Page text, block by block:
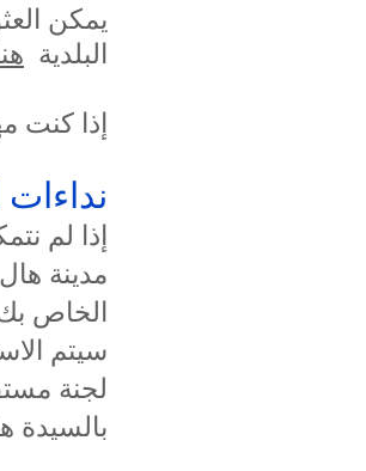
يمكن
البلدية
إذا كنت
إذا لم
مدينة
الخاص
بالسيدة